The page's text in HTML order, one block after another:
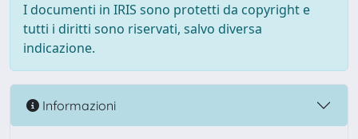
I documenti in IRIS sono protetti da copyright e
tutti i diritti sono riservati, salvo diversa
indicazione.
Informazioni